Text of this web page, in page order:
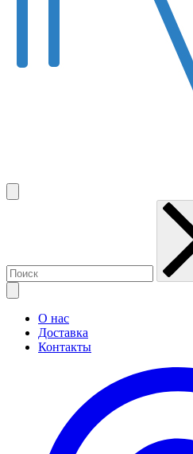
О нас
Доставка
Контакты